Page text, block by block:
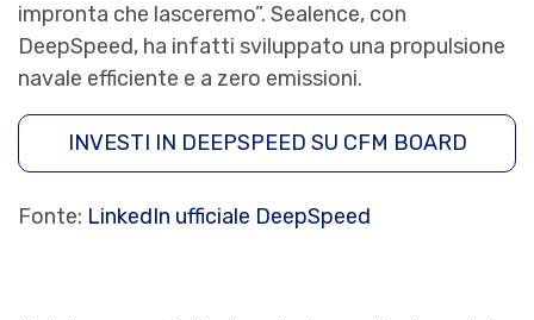
impronta che lasceremo”. Sealence, con
DeepSpeed, ha infatti sviluppato una propulsione
navale efficiente e a zero emissioni.
INVESTI IN DEEPSPEED SU CFM BOARD
Fonte: LinkedIn ufficiale DeepSpeed